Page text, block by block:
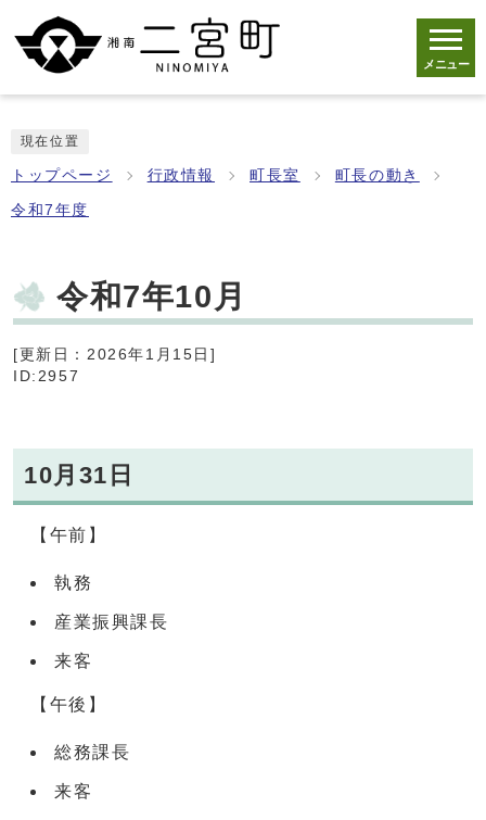
メニュー
現在位置
トップページ 行政情報 町長室 町長の動き
令和7年度
令和7年10月
[更新日：2026年1月15日]
ID:2957
10月31日
【午前】
執務
産業振興課長
来客
【午後】
総務課長
来客